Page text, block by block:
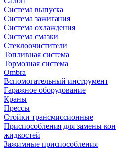
Система выпуска
Система зажигания
Система охлаждения
Система смазки
Стеклоочистители
Топливная система
Тормозная система
Ombra
Вспомогательный инструмент
Гаражное оборудование
Краны
Прессы
Стойки трансмиссионные
Приспособления для замены
жидкостей
Зажимные приспособления